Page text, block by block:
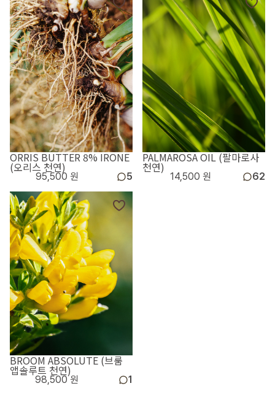
ORRIS BUTTER 8% IRONE
(오리스 천연)
95,500 원 5
PALMAROSA OIL (팔마로사
천연)
14,500 원 62
BROOM ABSOLUTE (브룸
앱솔루트 천연)
98,500 원 1